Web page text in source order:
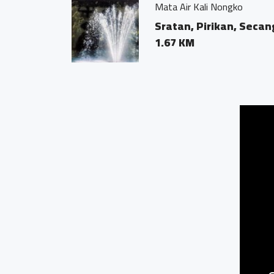
Mata Air Kali Nongko
Sratan, Pirikan,
1.67 KM